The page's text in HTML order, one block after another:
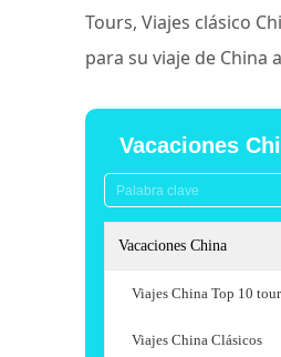
Tours, Viajes clásico
para su viaje de China
Vacaciones China
Viajes China Top 10
Viajes China Clásicos
Vacaciones